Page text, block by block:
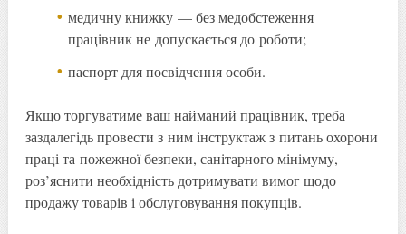
медичну книжку — без медобстеження
працівник не допускається до роботи;
паспорт для посвідчення особи.
Якщо торгуватиме ваш найманий працівник, треба
заздалегідь провести з ним інструктаж з питань охорони
праці та пожежної безпеки, санітарного мінімуму,
роз’яснити необхідність дотримувати вимог щодо
продажу товарів і обслуговування покупців.